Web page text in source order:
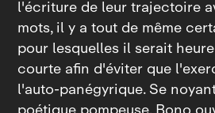
l'écriture de leur trajectoire
mots, il y a tout de même
pour lesquelles il serait
courte afin d'éviter que
l'auto‑panégyrique. Se